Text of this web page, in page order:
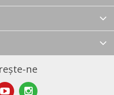
ne